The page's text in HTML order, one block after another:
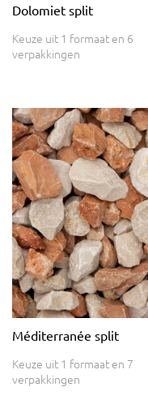
Dolomiet split
Keuze uit 1 formaat en 6
verpakkingen
Méditerranée split
Keuze uit 1 formaat en 7
verpakkingen